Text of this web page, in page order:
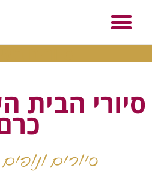
סיורי הבית
סיורים